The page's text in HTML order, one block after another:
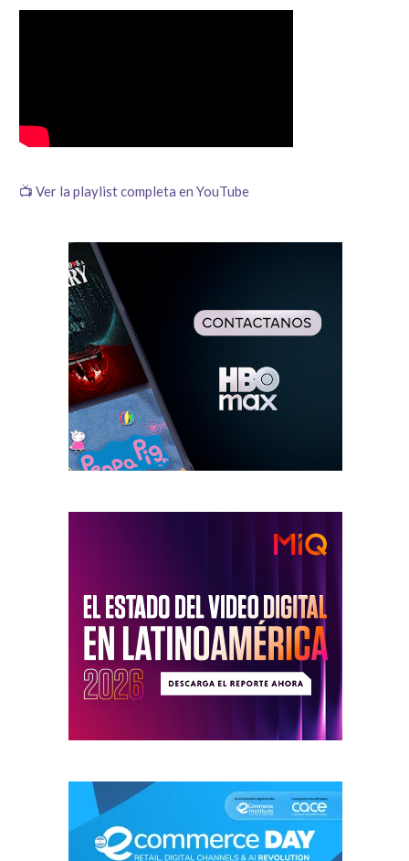
📺 Ver la playlist completa en YouTube